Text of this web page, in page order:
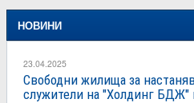
НОВИНИ
23.04.2025
Свободни жилища за
служители на "Холдинг БДЖ"